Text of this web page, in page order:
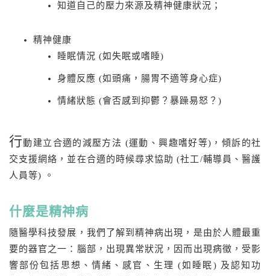
知道自己的壓力來源及精神健康狀況；
精神健康
睡眠情況 (如失眠或嗜睡)
身體反應 (如頭痛，腸胃不適等身心症)
情緒狀態 (會否感到抑鬱？暴躁易怒？)
行動建立合適的減壓方法 (運動、興趣嗜好等)，傾訴的社
交支援網絡，並在合適的時候尋求協助 (社工/輔導員、醫護
人員等) 。
什麼是精神病
隨醫學科技發展，我們了解到精神病出現，是由於人體最重
要的器官之一：腦部，出現異常狀況，因而出現病徵，受影
響部份包括思想、情緒、感官、生理 (如睡眠) 及認知功